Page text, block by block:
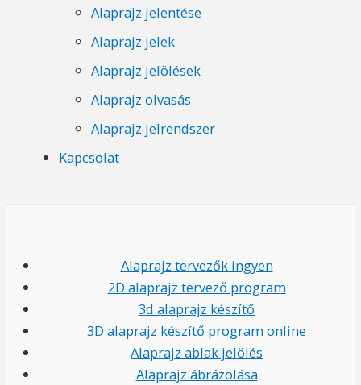
Alaprajz jelentése
Alaprajz jelek
Alaprajz jelölések
Alaprajz olvasás
Alaprajz jelrendszer
Kapcsolat
Alaprajz tervezők ingyen
2D alaprajz tervező program
3d alaprajz készítő
3D alaprajz készítő program online
Alaprajz ablak jelölés
Alaprajz ábrázolása